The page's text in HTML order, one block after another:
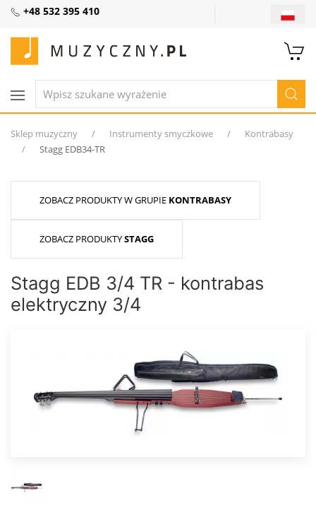
+48 532 395 410
Sklep muzyczny Instrumenty smyczkowe
Kontrabasy
Stagg EDB34-TR
ZOBACZ PRODUKTY W GRUPIE KONTRABASY
ZOBACZ PRODUKTYSTAGG
Stagg EDB 3/4 TR - kontrabas
elektryczny 3/4